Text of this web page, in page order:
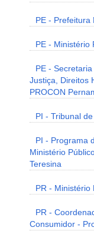
PE - Prefeitura
PE - Ministério
PE -
Justiça, Direitos
PROCON
PI - Tribunal
PI - Programa
Ministério
Teresina
PR - Ministério
PR -
Consumidor -